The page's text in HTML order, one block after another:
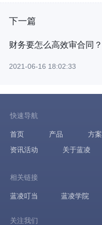
下一篇
财务要怎么高效审合同？
2021-06-16 18:02:33
快速导航
首页 产品 方案
资讯活动
关于蓝凌
相关链接
蓝凌叮当 蓝凌学院
关注我们